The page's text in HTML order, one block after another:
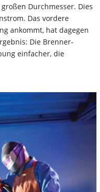
Durchmesser. Dies
Das vordere
ankommt, hat dagegen
Die Brenner-
einfacher, die